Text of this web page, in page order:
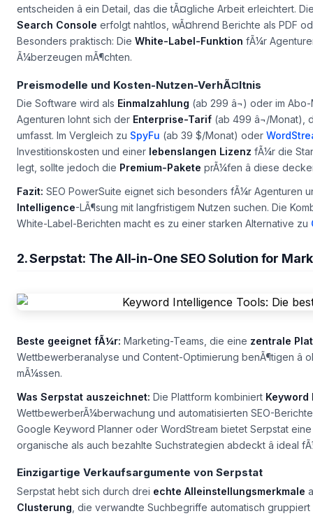
entscheiden â ein Detail, das die tÃ¤gliche Arbeit erleichtert.
Search Console erfolgt nahtlos, wÃ¤hrend Berichte als PDF
Besonders praktisch: Die White-Label-Funktion fÃ¼r
Ã¼berzeugen mÃ¶chten.
Preismodelle und Kosten-Nutzen-VerhÃ¤ltnis
Die Software wird als Einmalzahlung (ab 299 â¬) oder im
Agenturen lohnt sich der Enterprise-Tarif (ab 499 â¬/Monat),
umfasst. Im Vergleich zu SpyFu (ab 39 $/Monat) oder
Investitionskosten und einer lebenslangen Lizenz fÃ¼r die
legt, sollte jedoch die Premium-Pakete prÃ¼fen â diese
Fazit: SEO PowerSuite eignet sich besonders fÃ¼r Agenturen
Intelligence-LÃ¶sung mit langfristigem Nutzen suchen. Die
White-Label-Berichten macht es zu einer starken Alternative zu
2. Serpstat: The All-in-One SEO Solution for
Beste geeignet fÃ¼r: Marketing-Teams, die eine zentrale
Wettbewerberanalyse und Content-Optimierung benÃ¶tigen
mÃ¼ssen.
Was Serpstat auszeichnet: Die Plattform kombiniert Keyword
WettbewerberÃ¼berwachung und automatisierten SEO-
Google Keyword Planner oder WordStream bietet Serpstat
organische als auch bezahlte Suchstrategien abdeckt â ideal
Einzigartige Verkaufsargumente von Serpstat
Serpstat hebt sich durch drei echte Alleinstellungsmerkmale
Clusterung , die verwandte Suchbegriffe automatisch